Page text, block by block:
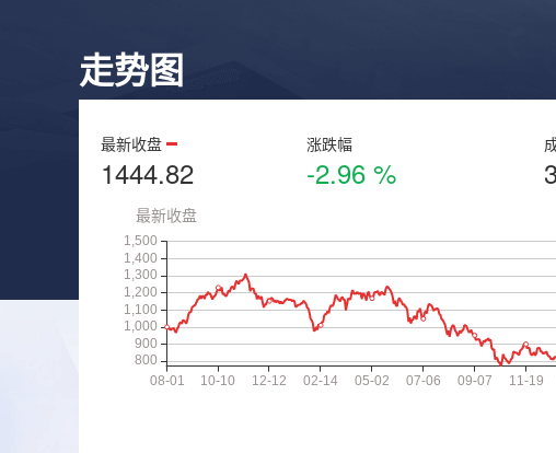
走势图
最新收盘
1444.82
涨跌幅
-2.96 %